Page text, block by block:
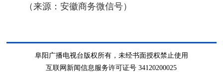
（来源：安徽商务微信号）
阜阳广播电视台版权所有，未经书面授权禁止使用
互联网新闻信息服务许可证号 34120200025